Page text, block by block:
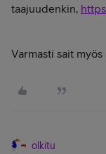
taajuudenkin,
Varmasti sait
olkitu